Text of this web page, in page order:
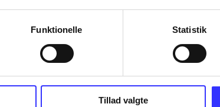
Funktionelle Statistik
Tillad valgte